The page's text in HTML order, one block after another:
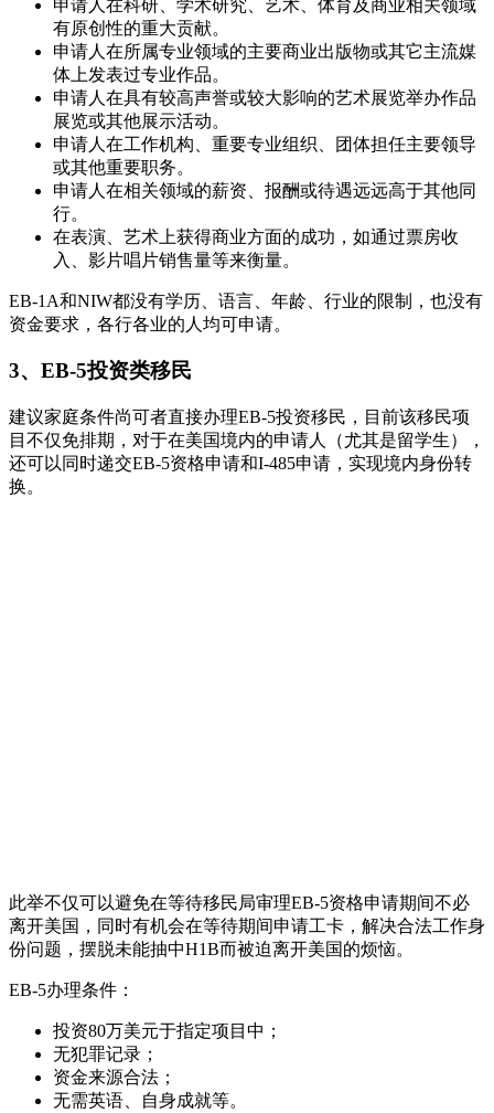
申请人在科研、学术研究、艺术、体育及商业相关领域
有原创性的重大贡献。
申请人在所属专业领域的主要商业出版物或其它主流媒
体上发表过专业作品。
申请人在具有较高声誉或较大影响的艺术展览举办作品
展览或其他展示活动。
申请人在工作机构、重要专业组织、团体担任主要领导
或其他重要职务。
申请人在相关领域的薪资、报酬或待遇远远高于其他同
行。
在表演、艺术上获得商业方面的成功，如通过票房收
入、影片唱片销售量等来衡量。
EB-1A和NIW都没有学历、语言、年龄、行业的限制，也没有
资金要求，各行各业的人均可申请。
3、EB-5投资类移民
建议家庭条件尚可者直接办理EB-5投资移民，目前该移民项
目不仅免排期，对于在美国境内的申请人（尤其是留学生），
还可以同时递交EB-5资格申请和I-485申请，实现境内身份转
换。
此举不仅可以避免在等待移民局审理EB-5资格申请期间不必
离开美国，同时有机会在等待期间申请工卡，解决合法工作身
份问题，摆脱未能抽中H1B而被迫离开美国的烦恼。
EB-5办理条件：
投资80万美元于指定项目中；
无犯罪记录；
资金来源合法；
无需英语、自身成就等。